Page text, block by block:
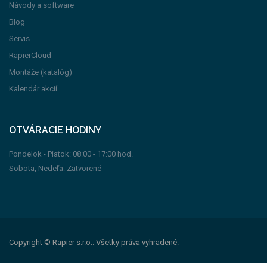
Návody a software
Blog
Servis
RapierCloud
Montáže (katalóg)
Kalendár akcií
OTVÁRACIE HODINY
Pondelok - Piatok: 08:00 - 17:00 hod.
Sobota, Nedeľa: Zatvorené
Copyright © Rapier s.r.o.. Všetky práva vyhradené.